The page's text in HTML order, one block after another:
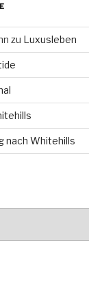
zu Luxusleben
nach Whitehills